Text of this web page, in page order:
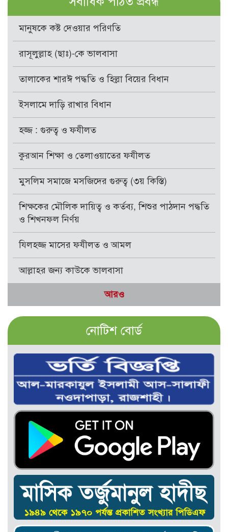
মানুষকে কষ্ট দেওয়ার পরিণতি
রাসূলুল্লাহ (ছাঃ)-কে ভালবাসা
তালাকের শারঈ পদ্ধতি ও হিল্লা বিয়ের বিধান
ইসলামে দাড়ি রাখার বিধান
হজ্জ : গুরুত্ব ও ফযীলত
কুরআন শিক্ষা ও তেলাওয়াতের ফযীলত
মুসলিম সমাজে মসজিদের গুরুত্ব (৩য় কিস্তি)
শিক্ষকের মৌলিক দায়িত্ব ও কর্তব্য, শিশুর পাঠদান পদ্ধতি
ও শিখনফল নির্ণয়
যিলহজ্জ মাসের ফযীলত ও আমল
আল্লাহর জন্য কাউকে ভালবাসা
আরও
নোটিশ বোর্ড